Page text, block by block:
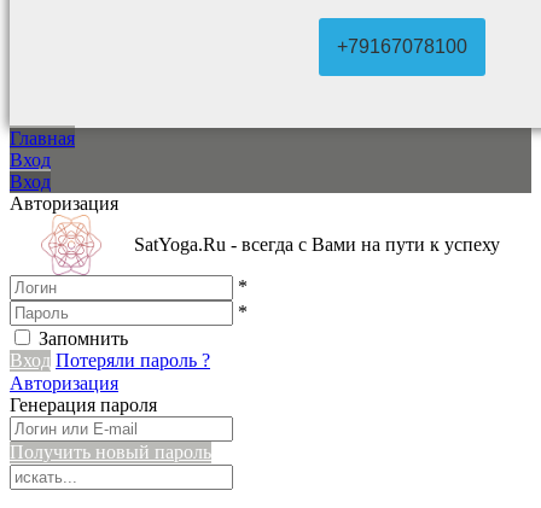
+79167078100
Главная
Вход
Вход
Авторизация
SatYoga.Ru - всегда с Вами на пути к успеху
*
*
Запомнить
Вход Потеряли пароль ?
Авторизация
Генерация пароля
Получить новый пароль